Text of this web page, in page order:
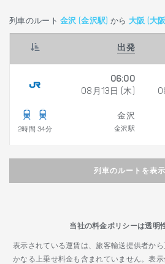
列車のルート金沢 (金沢駅) から 大阪 (大
出発
2時間 34分
06:00
08月13日 (木)
金沢
金沢駅
列車のルートを表
当社の料金ポリシーは透明
表示されている運賃は、旅客輸送提供者か
かなる上乗せ料金も含まれていません。表